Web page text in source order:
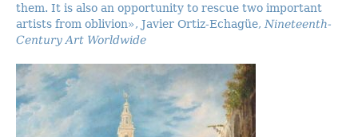
them. It is also an opportunity to rescue two important
artists from oblivion», Javier Ortiz-Echagüe, Nineteenth-
Century Art Worldwide